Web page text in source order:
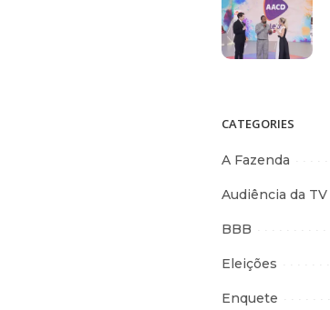
CATEGORIES
A Fazenda
Audiência da TV
BBB
Eleições
Enquete